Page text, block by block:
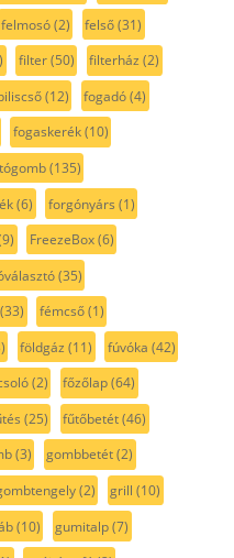
felmosó(2) felső(31)
filter(50) filterház (2)
(12) fogadó(4)
fogaskerék(10)
(135)
(6) forgónyárs (1)
FreezeBox(6)
(35)
(33) fémcső(1)
földgáz (11) fúvóka (42)
(2) főzőlap(64)
(25) fűtőbetét(46)
(3) gombbetét(2)
(2) grill (10)
(10) gumitalp(7)